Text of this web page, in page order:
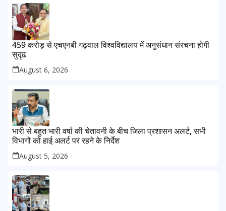
459 करोड़ से एचएनबी गढ़वाल विश्वविद्यालय में अनुसंधान संरचना होगी
सुदृढ
August 6, 2026
भारी से बहुत भारी वर्षा की चेतावनी के बीच जिला प्रशासन अलर्ट, सभी
विभागों को हाई अलर्ट पर रहने के निर्देश
August 5, 2026